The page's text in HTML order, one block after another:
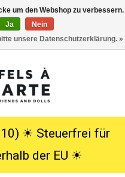
☀︎ Steuerfrei für
der EU ☀︎
um den Webshop zu verbessern.
Ja
Nein
unsere Datenschutzerklärung. »